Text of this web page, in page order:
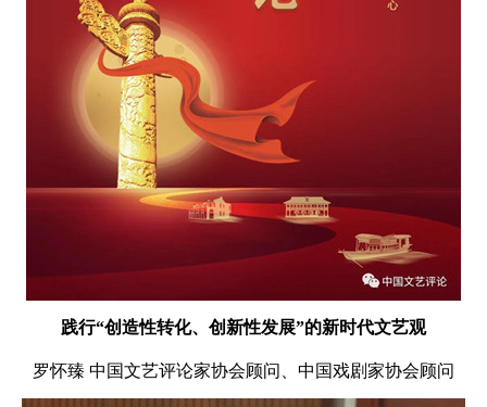
践行“创造性转化、创新性发展”的新时代文艺观
罗怀臻 中国文艺评论家协会顾问、中国戏剧家协会顾问